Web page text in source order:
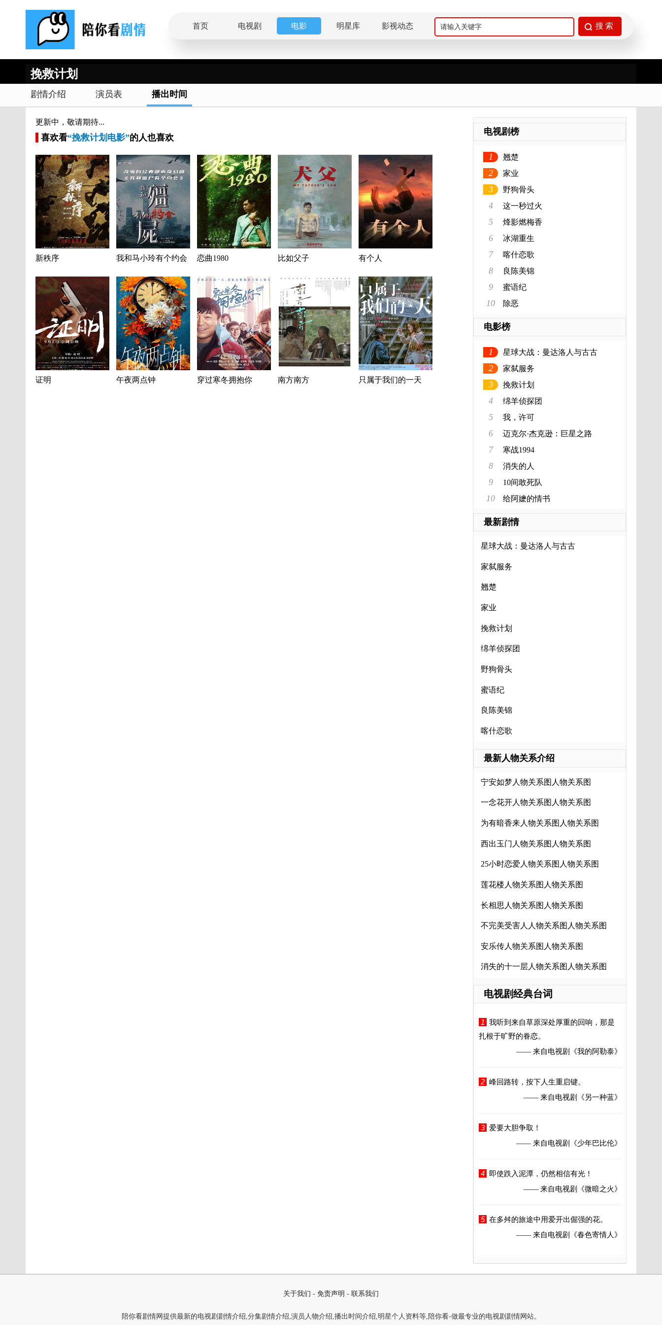
首页 电视剧 电影 明星库 影视动态
挽救计划
剧情介绍 演员表 播出时间
更新中，敬请期待...
喜欢看“挽救计划电影”的人也喜欢
新秩序 我和马小玲有个约会 恋曲1980 比如父子 有个人
证明 午夜两点钟 穿过寒冬拥抱你 南方南方 只属于我们的一天
电视剧榜
1 翘楚
2 家业
3 野狗骨头
4 这一秒过火
5 烽影燃梅香
6 冰湖重生
7 喀什恋歌
8 良陈美锦
9 蜜语纪
10 除恶
电影榜
1 星球大战：曼达洛人与古古
2 家弑服务
3 挽救计划
4 绵羊侦探团
5 我，许可
6 迈克尔·杰克逊：巨星之路
7 寒战1994
8 消失的人
9 10间敢死队
10 给阿嬷的情书
最新剧情
星球大战：曼达洛人与古古
家弑服务
翘楚
家业
挽救计划
绵羊侦探团
野狗骨头
蜜语纪
良陈美锦
喀什恋歌
最新人物关系介绍
宁安如梦人物关系图人物关系图
一念花开人物关系图人物关系图
为有暗香来人物关系图人物关系图
西出玉门人物关系图人物关系图
25小时恋爱人物关系图人物关系图
莲花楼人物关系图人物关系图
长相思人物关系图人物关系图
不完美受害人人物关系图人物关系图
安乐传人物关系图人物关系图
消失的十一层人物关系图人物关系图
电视剧经典台词
1
我听到来自草原深处厚重的回响，那是
扎根于旷野的眷恋。
—— 来自电视剧
《我的阿勒泰》
2 峰回路转，按下人生重启键。
—— 来自电视剧
《另一种蓝》
3
爱要大胆争取！
—— 来自电视剧
《少年巴比伦》
4
即使跌入泥潭，仍然相信有光！
—— 来自电视剧
《微暗之火》
5 在多舛的旅途中用爱开出倔强的花。
—— 来自电视剧
《春色寄情人》
关于我们 - 免责声明 - 联系我们
陪你看剧情网提供最新的电视剧剧情介绍,分集剧情介绍,演员人物介绍,播出时间介绍,明星个人资料等,陪你看-做最专业的电视剧剧情网站。